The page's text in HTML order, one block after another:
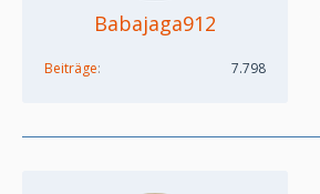
Babajaga912
Beiträge 7.798